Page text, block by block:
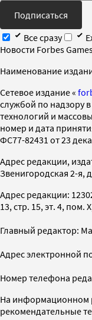
Подписаться
Все сразу
Новости Forbes
Наименование
Cетевое издание «
службой по надзору
технологий и
номер и дата
ФС77-82431 от 23
Адрес редакции,
Звенигородская 2-я,
Адрес редакции:
13, стр. 15, эт. 4, пом.
Главный редактор:
Адрес электронной
Номер телефона
На информационном
рекомендательные